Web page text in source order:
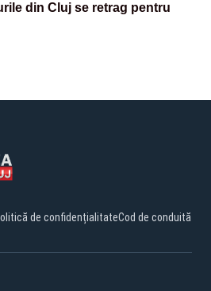
din Cluj se retrag pentru
de confidențialitateCod de conduită